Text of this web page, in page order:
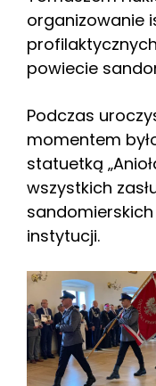
organizowanie
powiecie
Podczas
momentem
statuetką
wszystkich
instytucji.